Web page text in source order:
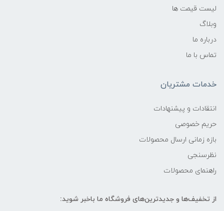
لیست قیمت ها
وبلاگ
درباره ما
تماس با ما
خدمات مشتریان
انتقادات و پیشنهادات
حریم خصوصی
بازه زمانی ارسال محصولات
نظرسنجی
راهنمای محصولات
از تخفیف‌ها و جدیدترین‌های فروشگاه ما باخبر شوید: